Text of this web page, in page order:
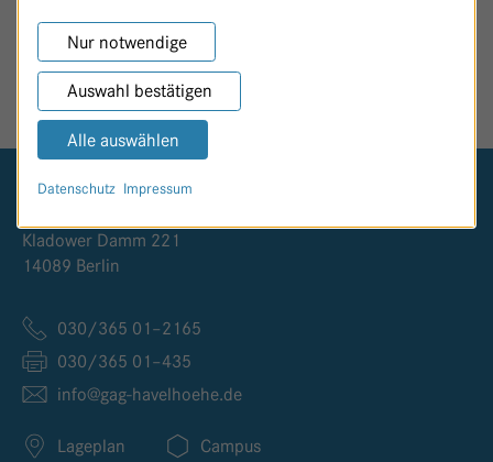
SEITE TEILEN
Logo GKH Havelhöhe
Kladower Damm 221
14089 Berlin
030/365 01–2165
030/365 01–435
info@gag-havelhoehe.de
Lageplan Campus
Nur notwendige
Auswahl bestätigen
Alle auswählen
Datenschutz Impressum